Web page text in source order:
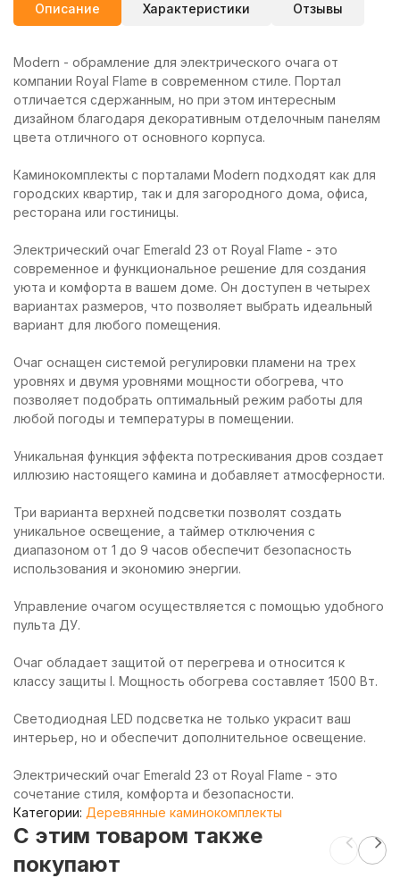
Описание Характеристики Отзывы
Modern - обрамление для электрического очага от
компании Royal Flame в современном стиле. Портал
отличается сдержанным, но при этом интересным
дизайном благодаря декоративным отделочным панелям
цвета отличного от основного корпуса.
Каминокомплекты с порталами Modern подходят как для
городских квартир, так и для загородного дома, офиса,
ресторана или гостиницы.
Электрический очаг Emerald 23 от Royal Flame - это
современное и функциональное решение для создания
уюта и комфорта в вашем доме. Он доступен в четырех
вариантах размеров, что позволяет выбрать идеальный
вариант для любого помещения.
Очаг оснащен системой регулировки пламени на трех
уровнях и двумя уровнями мощности обогрева, что
позволяет подобрать оптимальный режим работы для
любой погоды и температуры в помещении.
Уникальная функция эффекта потрескивания дров создает
иллюзию настоящего камина и добавляет атмосферности.
Три варианта верхней подсветки позволят создать
уникальное освещение, а таймер отключения с
диапазоном от 1 до 9 часов обеспечит безопасность
использования и экономию энергии.
Управление очагом осуществляется с помощью удобного
пульта ДУ.
Очаг обладает защитой от перегрева и относится к
классу защиты I. Мощность обогрева составляет 1500 Вт.
Светодиодная LED подсветка не только украсит ваш
интерьер, но и обеспечит дополнительное освещение.
Электрический очаг Emerald 23 от Royal Flame - это
сочетание стиля, комфорта и безопасности.
Категории: Деревянные каминокомплекты
C этим товаром также
покупают